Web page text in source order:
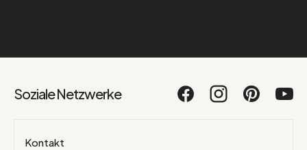
Soziale Netzwerke
Kontakt